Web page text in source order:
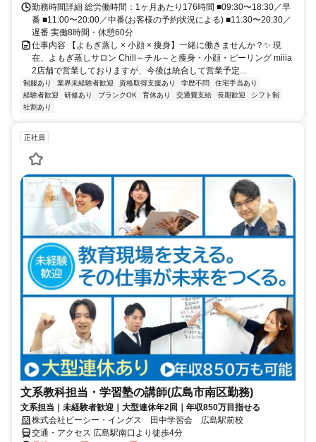
勤務時間詳細 総労働時間：1ヶ月あたり176時間 ■09:30〜18:30／早
番 ■11:00〜20:00／中番(お客様の予約状況による) ■11:30〜20:30／
遅番 実働8時間・休憩60分
仕事内容 【よもぎ蒸し × 小顔 × 痩身】一緒に働きませんか？✨ 現
在、よもぎ蒸しサロン Chill～チル～と痩身・小顔・ピーリング miiia
2店舗で営業しておりますが、今後は統合して営業予定...
制服あり 業界未経験者歓迎 資格取得支援あり 学歴不問
住宅手当あり
経験者歓迎
研修あり ブランクOK 育休あり 交通費支給 長期歓迎
シフト制
社割あり
正社員
文系教科担当・学習塾の講師(広島市南区勤務)
文系担当｜未経験者歓迎｜大型連休年2回｜年収850万目指せる
株式会社ビーシー・イングス 田中学習会 広島駅前校
交通・アクセス 広島駅南口より徒歩4分